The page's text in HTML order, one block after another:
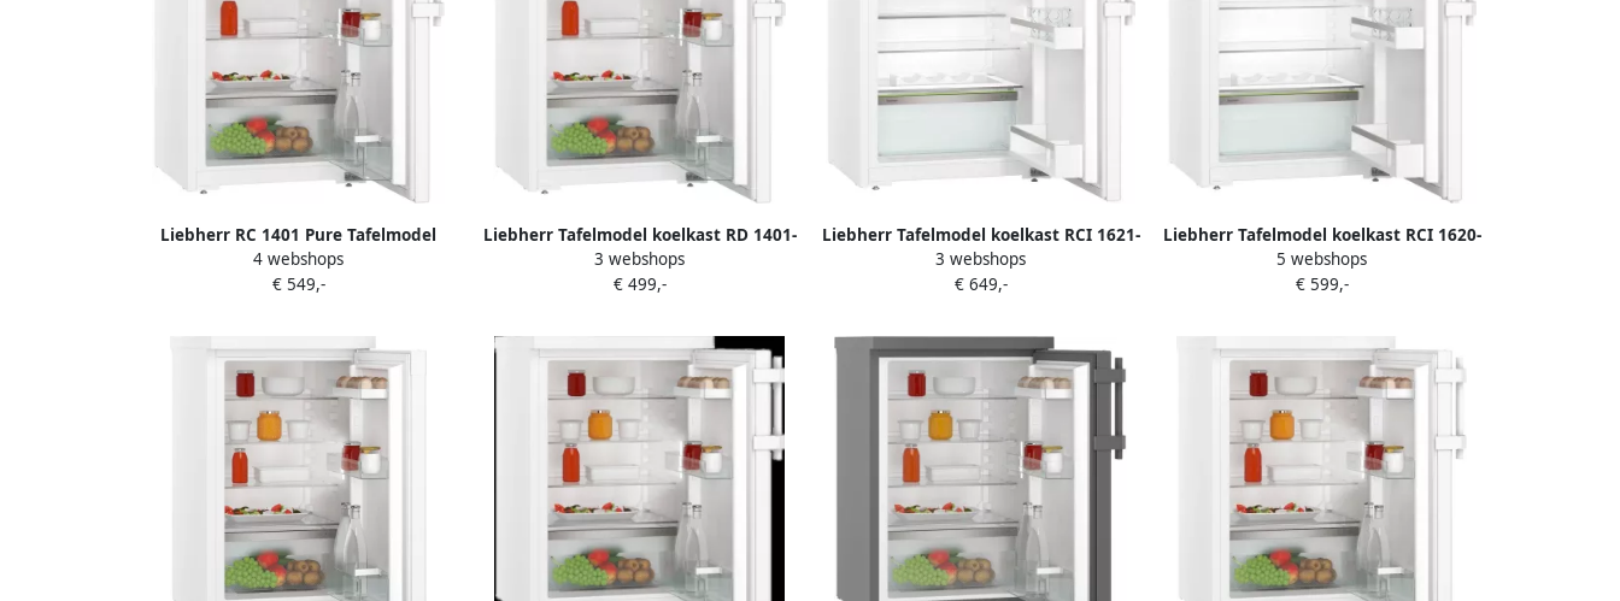
Liebherr RC 1401 Pure Tafelmodel
Koelkast met Vriesvak 111L
Energieklasse C Wit 85 cm
4 webshops
€ 549,-
Liebherr Tafelmodel koelkast RD 1401-
20 | Vrijstaande koelkasten |
Keuken&Koken Koelkasten |
3 webshops
€ 499,-
Liebherr Tafelmodel koelkast RCI 1621-
20 | Vrijstaande koelkasten |
4016803094838
3 webshops
€ 649,-
Liebherr Tafelmodel koelkast RCI 1620-
20 | Vrijstaande koelkasten |
Keuken&Koken Koelkasten |
5 webshops
€ 599,-